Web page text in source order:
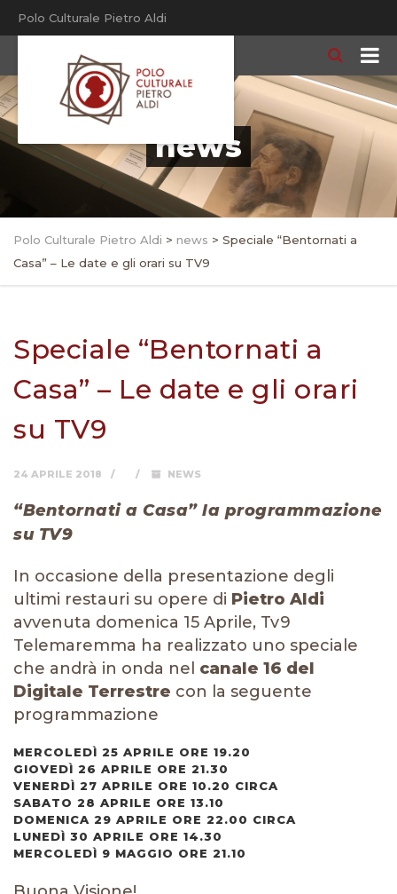
Polo Culturale Pietro Aldi
news
Polo Culturale Pietro Aldi > news > Speciale “Bentornati a
Casa” – Le date e gli orari su TV9
Speciale “Bentornati a
Casa” – Le date e gli orari
su TV9
24 APRILE 2018 NEWS
“Bentornati a Casa” la programmazione
su TV9
In occasione della presentazione degli
ultimi restauri su opere di Pietro Aldi
avvenuta domenica 15 Aprile, Tv9
Telemaremma ha realizzato uno speciale
che andrà in onda nel canale 16 del
Digitale Terrestre con la seguente
programmazione
MERCOLEDÌ 25 APRILE ORE 19.20
GIOVEDÌ 26 APRILE ORE 21.30
VENERDÌ 27 APRILE ORE 10.20 CIRCA
SABATO 28 APRILE ORE 13.10
DOMENICA 29 APRILE ORE 22.00 CIRCA
LUNEDÌ 30 APRILE ORE 14.30
MERCOLEDÌ 9 MAGGIO ORE 21.10